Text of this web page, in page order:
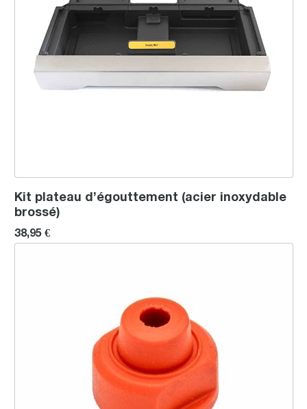
Kit plateau d’égouttement (acier inoxydable
brossé)
38,95 €
Joint de la buse vapeur (version A du modèle 1642 PDC)